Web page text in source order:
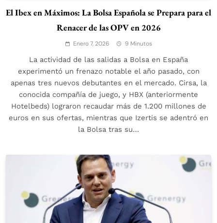
El Ibex en Máximos: La Bolsa Española se Prepara para el
Renacer de las OPV en 2026
Enero 7, 2026 9 Minutos
La actividad de las salidas a Bolsa en España
experimentó un frenazo notable el año pasado, con
apenas tres nuevos debutantes en el mercado. Cirsa, la
conocida compañía de juego, y HBX (anteriormente
Hotelbeds) lograron recaudar más de 1.200 millones de
euros en sus ofertas, mientras que Izertis se adentró en
la Bolsa tras su…